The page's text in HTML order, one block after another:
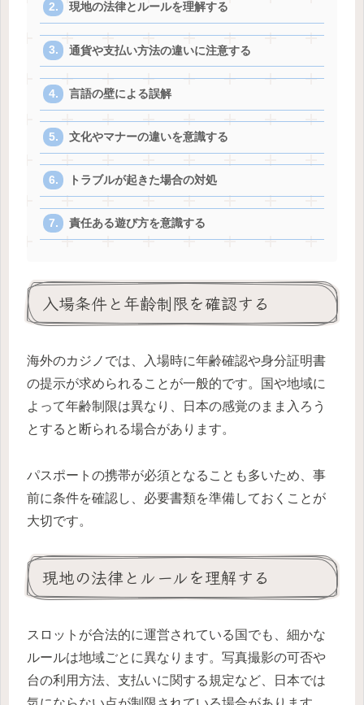
現地の法律とルールを理解する
通貨や支払い方法の違いに注意する
言語の壁による誤解
文化やマナーの違いを意識する
トラブルが起きた場合の対処
責任ある遊び方を意識する
入場条件と年齢制限を確認する
海外のカジノでは、入場時に年齢確認や身分証明書
の提示が求められることが一般的です。国や地域に
よって年齢制限は異なり、日本の感覚のまま入ろう
とすると断られる場合があります。
パスポートの携帯が必須となることも多いため、事
前に条件を確認し、必要書類を準備しておくことが
大切です。
現地の法律とルールを理解する
スロットが合法的に運営されている国でも、細かな
ルールは地域ごとに異なります。写真撮影の可否や
台の利用方法、支払いに関する規定など、日本では